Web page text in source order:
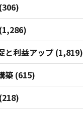
と利益アップ (1,819)
築 (615)